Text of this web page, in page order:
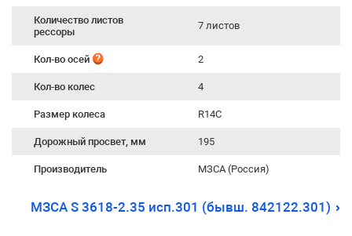
Количество листов
рессоры
7 листов
Кол-во осей 2
Кол-во колес 4
Размер колеса R14С
Дорожный просвет, мм 195
Производитель МЗСА (Россия)
МЗСА S 3618-2.35 исп.301 (бывш. 842122.301)